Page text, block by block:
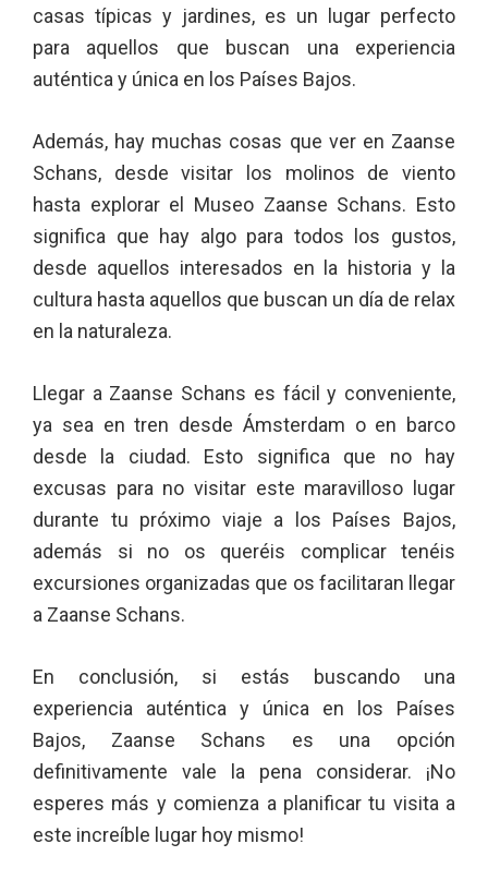
casas típicas y jardines, es un lugar perfecto
para aquellos que buscan una experiencia
auténtica y única en los Países Bajos.
Además, hay muchas cosas que ver en Zaanse
Schans, desde visitar los molinos de viento
hasta explorar el Museo Zaanse Schans. Esto
significa que hay algo para todos los gustos,
desde aquellos interesados en la historia y la
cultura hasta aquellos que buscan un día de relax
en la naturaleza.
Llegar a Zaanse Schans es fácil y conveniente,
ya sea en tren desde Ámsterdam o en barco
desde la ciudad. Esto significa que no hay
excusas para no visitar este maravilloso lugar
durante tu próximo viaje a los Países Bajos,
además si no os queréis complicar tenéis
excursiones organizadas que os facilitaran llegar
a Zaanse Schans.
En conclusión, si estás buscando una
experiencia auténtica y única en los Países
Bajos, Zaanse Schans es una opción
definitivamente vale la pena considerar. ¡No
esperes más y comienza a planificar tu visita a
este increíble lugar hoy mismo!